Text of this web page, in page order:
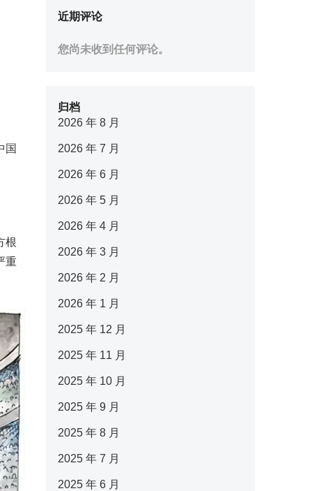
国
根
重
近期评论
您尚未收到任何评论。
归档
2026 年 8 月
2026 年 7 月
2026 年 6 月
2026 年 5 月
2026 年 4 月
2026 年 3 月
2026 年 2 月
2026 年 1 月
2025 年 12 月
2025 年 11 月
2025 年 10 月
2025 年 9 月
2025 年 8 月
2025 年 7 月
2025 年 6 月